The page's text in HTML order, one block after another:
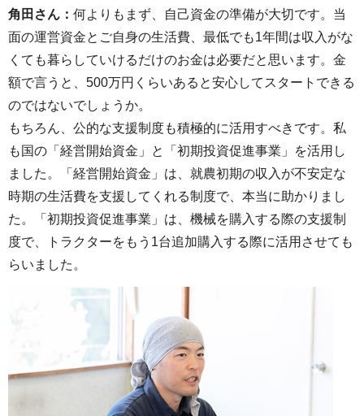
角田さん： 何よりもまず、自己資金の準備が大切です。当
面の運営資金とご自身の生活費、最低でも1年間は収入がな
くても暮らしていけるだけのお金は必要だと思います。金
額で言うと、500万円くらいあると安心してスタートできる
のではないでしょうか。
もちろん、公的な支援制度も積極的に活用すべきです。私
も国の「経営開始資金」と「初期投資促進事業」を活用し
ました。「経営開始資金」は、就農初期の収入が不安定な
時期の生活費を支援してくれる制度で、本当に助かりまし
た。「初期投資促進事業」は、機械を購入する際の支援制
度で、トラクターをもう1台追加購入する際に活用させても
らいました。